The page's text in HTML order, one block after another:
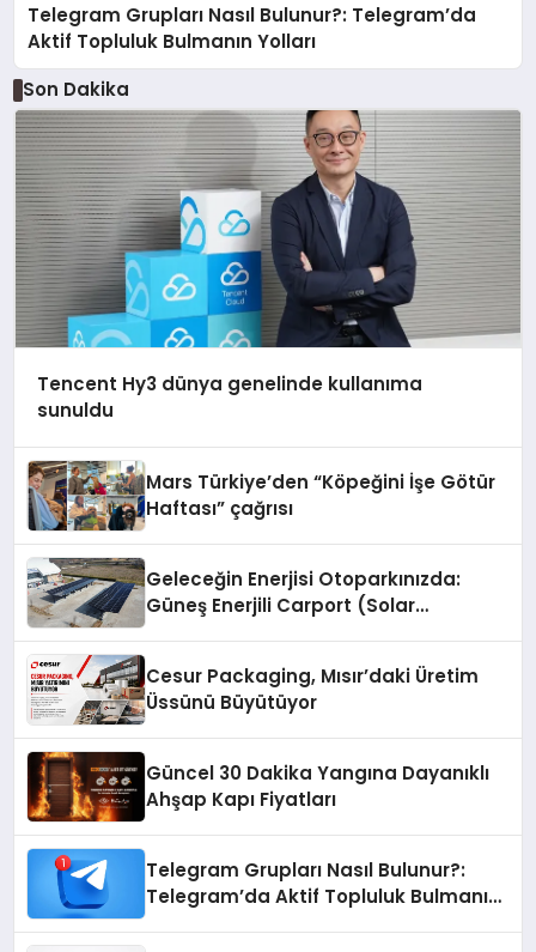
Telegram Grupları Nasıl Bulunur?: Telegram’da
Aktif Topluluk Bulmanın Yolları
Son Dakika
Tencent Hy3 dünya genelinde kullanıma
sunuldu
Mars Türkiye’den “Köpeğini İşe Götür
Haftası” çağrısı
Geleceğin Enerjisi Otoparkınızda:
Güneş Enerjili Carport (Solar
Cesur Packaging, Mısır’daki Üretim
Üssünü Büyütüyor
Güncel 30 Dakika Yangına Dayanıklı
Ahşap Kapı Fiyatları
Telegram Grupları Nasıl Bulunur?:
Telegram’da Aktif Topluluk Bulmanın